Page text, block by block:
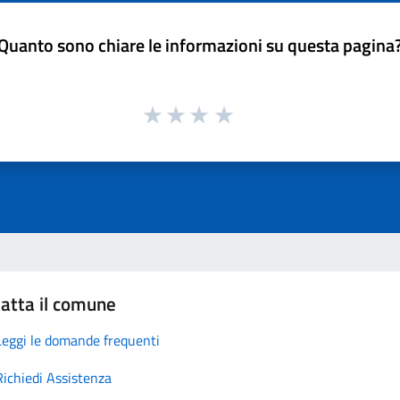
sono chiare le informazioni su questa
il comune
le domande frequenti
Assistenza